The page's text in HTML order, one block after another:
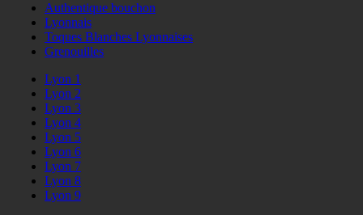
Authentique bouchon
Lyonnais
Toques Blanches Lyonnaises
Grenouilles
Lyon 1
Lyon 2
Lyon 3
Lyon 4
Lyon 5
Lyon 6
Lyon 7
Lyon 8
Lyon 9